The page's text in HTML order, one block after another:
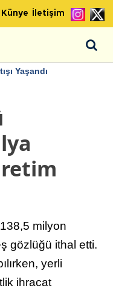
Künye İletişim
Yaşandı
milyon
gözlüğü ithal etti.
yerli
ihracat